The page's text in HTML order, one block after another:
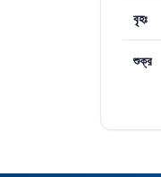
বৃহঃ
শুক্র